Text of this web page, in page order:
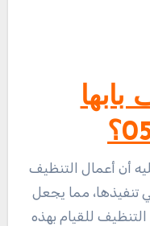
تنفيذها، مما يجعل
التنظيف للقيام بهذه